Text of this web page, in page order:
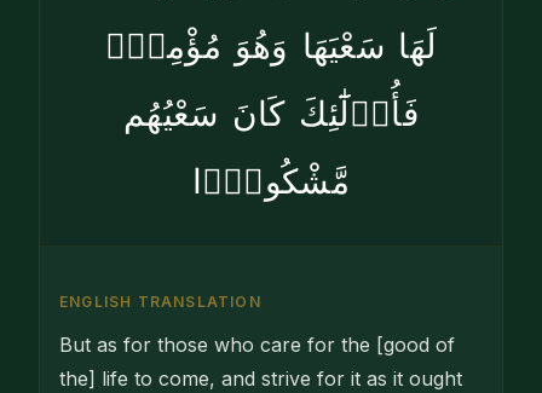
لَهَا سَعْيَهَا وَهُوَ مُؤْمِنٌۭ
فَأُو۟لَٰٓئِكَ كَانَ سَعْيُهُم
مَّشْكُورًۭا
ENGLISH TRANSLATION
But as for those who care for the [good of
the] life to come, and strive for it as it ought